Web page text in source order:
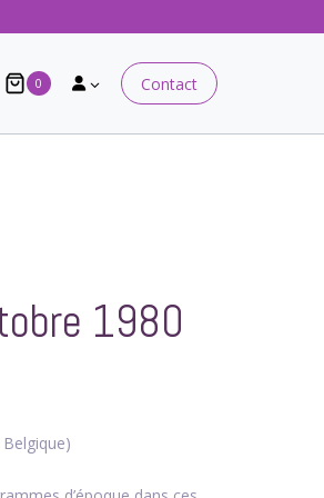
0 Contact
1980